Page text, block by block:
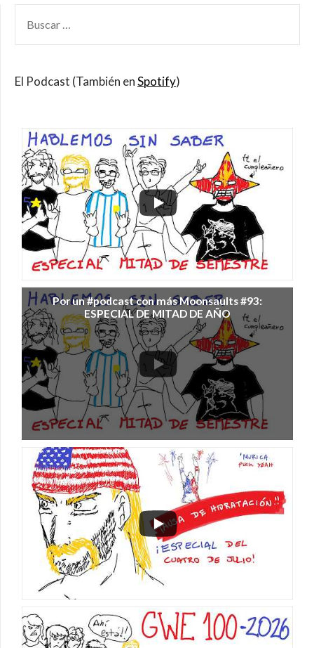
POR:
El Podcast (También enSpotify)
Por un #podcast con más Moonsaults #93:
ESPECIAL DE MITAD DE AÑO